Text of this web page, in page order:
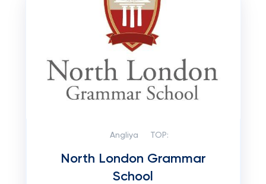
Angliya TOP:
North London Grammar
School